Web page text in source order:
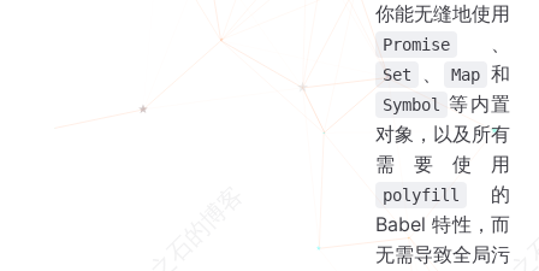
你能无缝地使用
Promise 、
Set 、 Map 和
Symbol 等内置
对象，以及所有
需要使用
polyfill
的
Babel 特性，而
无需导致全局污